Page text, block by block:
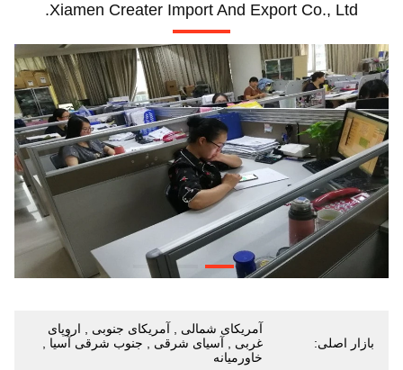
Xiamen Creater Import And Export Co., Ltd.
بازار اصلی:
آمریکای شمالی , آمریکای جنوبی , اروپای
غربی , آسیای شرقی , جنوب شرقی آسیا ,
خاورمیانه